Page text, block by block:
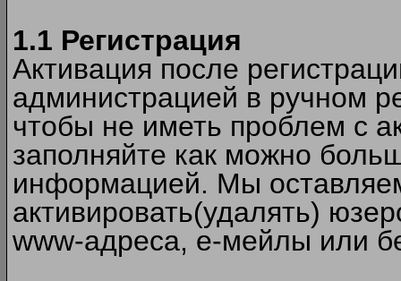
1.1 Регистрация
Активация после
администрацией в ручном
чтобы не иметь проблем с
заполняйте как можно
информацией. Мы
активировать(удалять)
www-адреса, е-мейлы или